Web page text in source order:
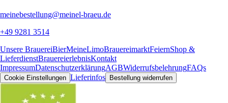
meinebestellung@meinel-braeu.de
+49 9281 3514
Unsere BrauereiBierMeineLimoBrauereimarktFeiernShop &
LieferdienstBrauereierlebnisKontakt
ImpressumDatenschutzerklärungAGBWiderrufsbelehrungFAQs
Cookie Einstellungen Lieferinfos Bestellung widerrufen